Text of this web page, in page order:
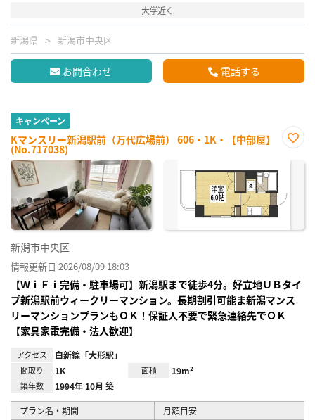
大学近く
新潟県 新潟市中央区
お問合わせ 電話する
キャンペーン
Kマンスリー新潟駅前（万代広場前） 606・1K・【中部屋】
(No.717038)
に入
新潟市中央区
情報更新日 2026/08/09 18:03
【ＷｉＦｉ完備・駐車場可】新潟駅まで徒歩4分。好立地ＵＢタイ
プ新潟駅前ウィークリーマンション。長期割引可能ま新潟マンス
リーマンションプランもＯＫ！保証人不要で緊急連絡先でＯＫ
【家具家電完備・法人歓迎】
アクセス 白新線「大形駅」
間取り 1K 面積 19m²
築年数 1994年 10月 築
プラン名・期間 月額目安